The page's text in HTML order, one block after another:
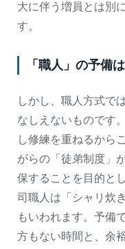
大に伴う増員とは別
す。
「職人」の予備
しかし、職人方式で
なしえないものです
し修練を重ねるから
がらの「徒弟制度」
保することを目的と
司職人は「シャリ炊
もいわれます。予備
方もない時間と、余